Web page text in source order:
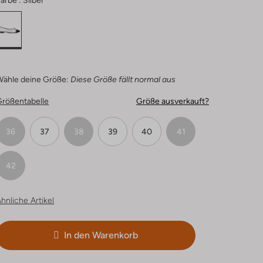
deine Größe: Diese Größe fällt normal aus
Größe ausverkauft?
36 37 38 39 40 41
42
Artikel
In den Warenkorb